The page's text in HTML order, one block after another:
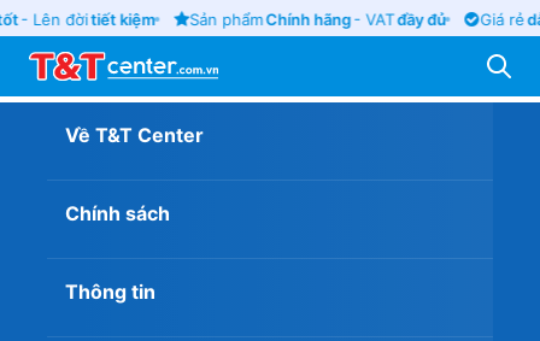
- Lên đờitiết kiệm Sản phẩmChính hãng - VATđầy đủ Giá rẻ
Về T&T Center
Chính sách
Thông tin